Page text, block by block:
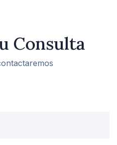
Consulta